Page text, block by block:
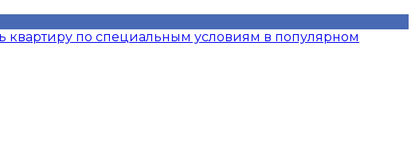
квартиру по специальным условиям в популярном